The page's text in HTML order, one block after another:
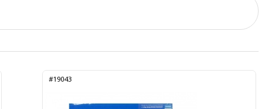
#19043